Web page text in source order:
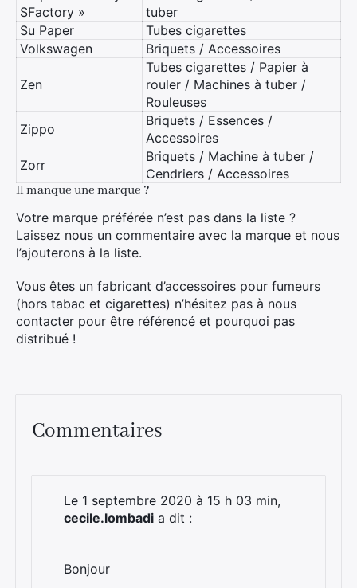
SFactory »
tuber
Su Paper
Tubes cigarettes
Volkswagen
Briquets / Accessoires
Zen
Tubes cigarettes / Papier à
rouler / Machines à tuber /
Rouleuses
Zippo
Briquets / Essences /
Accessoires
Zorr
Briquets / Machine à tuber /
Cendriers / Accessoires
Il manque une marque ?
Votre marque préférée n’est pas dans la liste ?
Laissez nous un commentaire avec la marque et nous
l’ajouterons à la liste.
Vous êtes un fabricant d’accessoires pour fumeurs
(hors tabac et cigarettes) n’hésitez pas à nous
contacter pour être référencé et pourquoi pas
distribué !
Commentaires
Le 1 septembre 2020 à 15 h 03 min,
cecile.lombadi a dit :
Bonjour
Rechercher